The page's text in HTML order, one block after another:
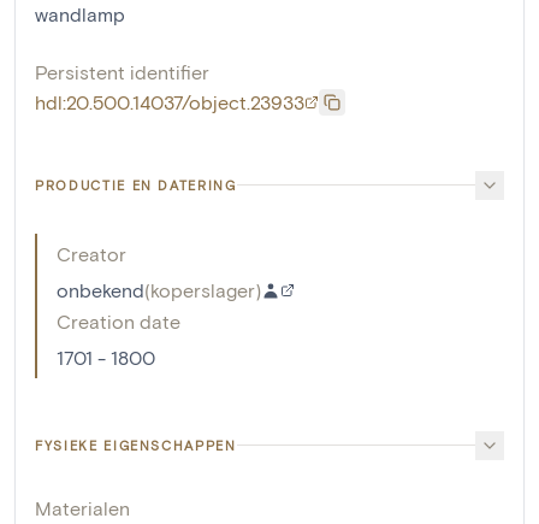
wandlamp
Persistent identifier
hdl:20.500.14037/object.23933
PRODUCTIE EN DATERING
Creator
onbekend(koperslager)
Creation date
1701 - 1800
FYSIEKE EIGENSCHAPPEN
Materialen